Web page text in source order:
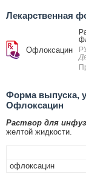
Лекарственная
Офлоксацин
Форма выпуска,
Офлоксацин
Раствор для
желтой жидкости.
офлоксацин